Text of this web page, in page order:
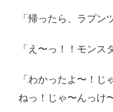
「帰ったら、ラプン
「え〜っ！！モンス
「わかったよ〜！じ
ねっ！じゃ〜んっけ